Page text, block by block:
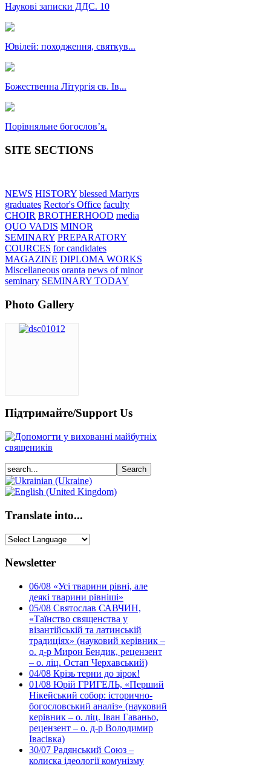
Наукові записки ДДС. 10
Ювілей: походження, святкув...
Божественна Літургія св. Ів...
Порівняльне богословʼя.
SITE SECTIONS
NEWS HISTORY blessed Martyrs
graduates Rector's Office faculty
CHOIR BROTHERHOOD media
QUO VADIS MINOR
SEMINARY PREPARATORY
COURCES for candidates
MAGAZINE DIPLOMA WORKS
Miscellaneous oranta news of minor
seminary SEMINARY TODAY
Photo Gallery
Підтримайте/Support Us
Translate into...
Newsletter
06/08 «Усі тварини рівні, але
деякі тварини рівніші»
05/08 Святослав САВЧИН,
«Таїнство священства у
візантійській та латинській
традиціях» (науковий керівник –
о. д-р Мирон Бендик, рецензент
– о. ліц. Остап Черхавський)
04/08 Крізь терни до зірок!
01/08 Юрій ГРИГЕЛЬ, «Перший
Нікейський собор: історично-
богословський аналіз» (науковий
керівник – о. ліц. Іван Гаваньо,
рецензент – о. д-р Володимир
Івасівка)
30/07 Радянський Союз –
колиска ідеології комунізму